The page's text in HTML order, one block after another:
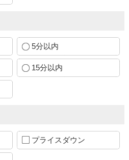
5分以内
15分以内
プライスダウン